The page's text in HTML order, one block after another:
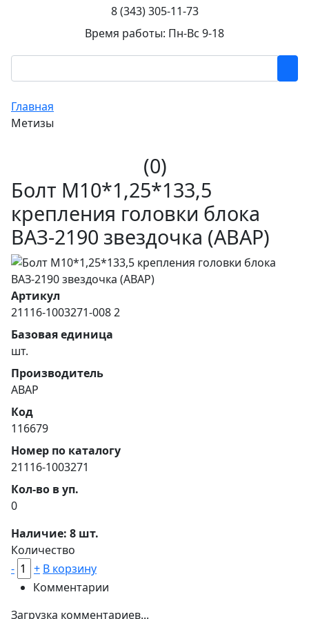
8 (343) 305-11-73
Время работы: Пн-Вс 9-18
Главная
Метизы
(0)
Болт М10*1,25*133,5
крепления головки блока
ВАЗ-2190 звездочка (АВАР)
Артикул
21116-1003271-008 2
Базовая единица
шт.
Производитель
АВАР
Код
116679
Номер по каталогу
21116-1003271
Кол-во в уп.
0
Наличие: 8 шт.
Количество
-
+ В корзину
Комментарии
Загрузка комментариев...